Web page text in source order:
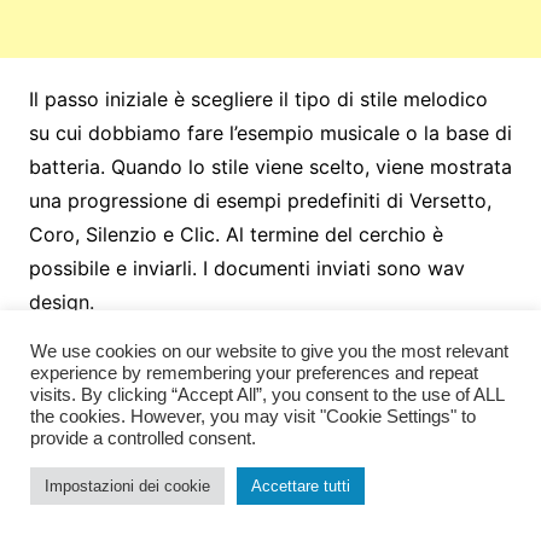
Il passo iniziale è scegliere il tipo di stile melodico
su cui dobbiamo fare l’esempio musicale o la base di
batteria. Quando lo stile viene scelto, viene mostrata
una progressione di esempi predefiniti di Versetto,
Coro, Silenzio e Clic. Al termine del cerchio è
possibile e inviarli. I documenti inviati sono wav
design.
In nessun tempo piatto, anche secondi, possiamo
assemblare una base di musicalità o un cerchio di
tamburi. Quindi, Drumbot è l’ideale per quando hai
bisogno di qualcosa di veloce, senza inconvenienti o
fondamentalmente per le persone che non hanno
We use cookies on our website to give you the most relevant
experience by remembering your preferences and repeat
visits. By clicking “Accept All”, you consent to the use of ALL
the cookies. However, you may visit "Cookie Settings" to
provide a controlled consent.
Impostazioni dei cookie Accettare tutti